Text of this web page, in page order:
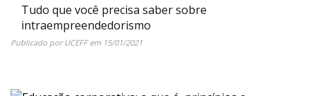
Tudo que você precisa saber sobre
intraempreendedorismo
Publicado porUCEFFem 15/01/2021